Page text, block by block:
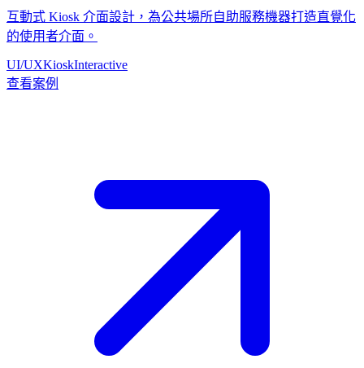
互動式 Kiosk 介面設計，為公共場所自助服務機器打造直覺化
的使用者介面。
UI/UXKioskInteractive
查看案例